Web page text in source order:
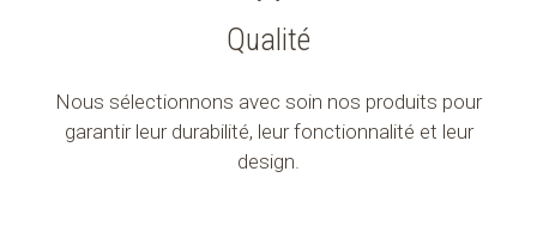
Qualité
Nous sélectionnons avec soin nos produits pour
garantir leur durabilité, leur fonctionnalité et leur
design.